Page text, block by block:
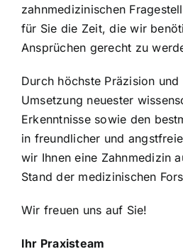
zahnmedizinischen
für Sie die Zeit, die wir
Ansprüchen gerecht zu
Durch höchste Präzision
Umsetzung neuester
Erkenntnisse sowie den
in freundlicher und
wir Ihnen eine Zahnmedizin
Stand der medizinischen
Wir freuen uns auf Sie!
Ihr Praxisteam